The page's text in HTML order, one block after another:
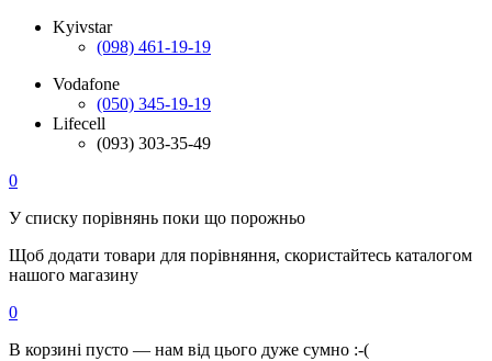
Kyivstar
(098) 461-19-19
Vodafone
(050) 345-19-19
Lifecell
(093) 303-35-49
0
У списку порівнянь поки що порожньо
Щоб додати товари для порівняння, скористайтесь каталогом
нашого магазину
0
В корзині пусто — нам від цього дуже сумно :-(